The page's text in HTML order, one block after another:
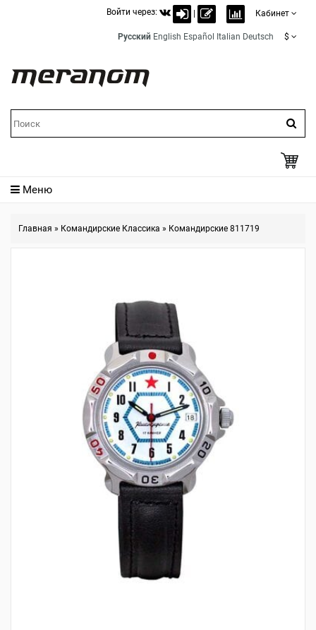
Войти через: Кабинет
Русский English Español Italian Deutsch $
Меню
Главная » Командирские Классика » Командирские 811719